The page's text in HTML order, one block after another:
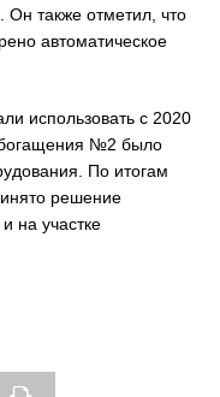
Он также отметил, что
автоматическое
использовать с 2020
№2 было
По итогам
решение
на участке